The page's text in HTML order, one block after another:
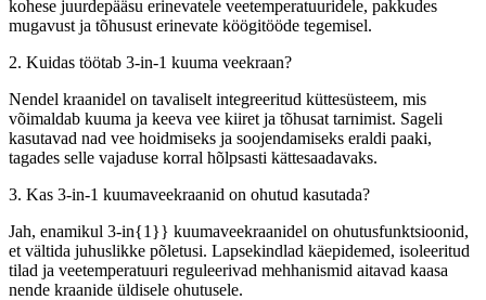
kohese juurdepääsu erinevatele veetemperatuuridele, pakkudes
mugavust ja tõhusust erinevate köögitööde tegemisel.
2. Kuidas töötab 3-in-1 kuuma veekraan?
Nendel kraanidel on tavaliselt integreeritud küttesüsteem, mis
võimaldab kuuma ja keeva vee kiiret ja tõhusat tarnimist. Sageli
kasutavad nad vee hoidmiseks ja soojendamiseks eraldi paaki,
tagades selle vajaduse korral hõlpsasti kättesaadavaks.
3. Kas 3-in-1 kuumaveekraanid on ohutud kasutada?
Jah, enamikul 3-in{1}} kuumaveekraanidel on ohutusfunktsioonid,
et vältida juhuslikke põletusi. Lapsekindlad käepidemed, isoleeritud
tilad ja veetemperatuuri reguleerivad mehhanismid aitavad kaasa
nende kraanide üldisele ohutusele.